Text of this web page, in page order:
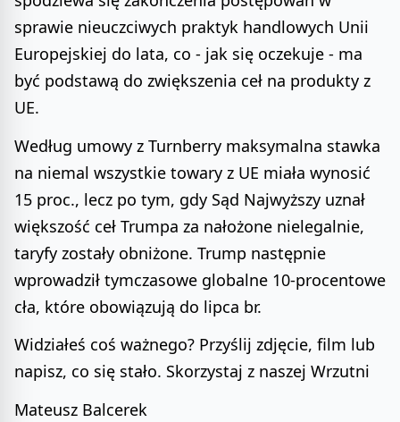
sprawie nieuczciwych praktyk handlowych Unii
Europejskiej do lata, co - jak się oczekuje - ma
być podstawą do zwiększenia ceł na produkty z
UE.
Według umowy z Turnberry maksymalna stawka
na niemal wszystkie towary z UE miała wynosić
15 proc., lecz po tym, gdy Sąd Najwyższy uznał
większość ceł Trumpa za nałożone nielegalnie,
taryfy zostały obniżone. Trump następnie
wprowadził tymczasowe globalne 10-procentowe
cła, które obowiązują do lipca br.
Widziałeś coś ważnego? Przyślij zdjęcie, film lub
napisz, co się stało. Skorzystaj z naszej Wrzutni
Mateusz Balcerek